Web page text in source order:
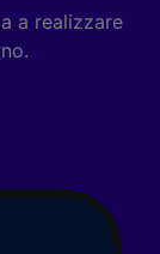
a realizzare